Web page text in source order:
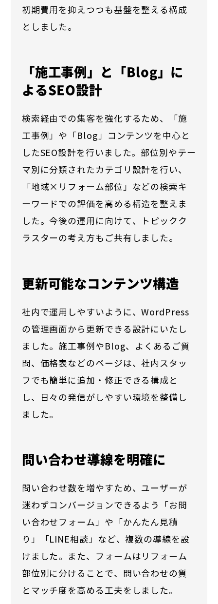
初期費用を抑えつつも基盤を整える構成
としました。
「施工事例」と「Blog」に
よるSEO設計
検索経由での集客を強化するため、「施
工事例」や「Blog」コンテンツを中心と
したSEO設計を行いました。部位別やテー
マ別に分類されたカテゴリ設計を行い、
「地域×リフォーム部位」などの検索キ
ーワードでの評価を高める構造を整えま
した。今後の運用に向けて、トピックク
ラスターの考え方もご共有しました。
更新可能なコンテンツ構造
社内で運用しやすいように、WordPress
の管理画面から更新できる設計にいたし
ました。施工事例やBlog、よくあるご質
問、価格表などのページは、社内スタッ
フでも簡単に追加・修正できる構成と
し、日々の発信がしやすい環境を整備し
ました。
問い合わせ導線を明確に
問い合わせ数を増やすため、ユーザーが
迷わずコンバージョンできるよう「お問
い合わせフォーム」や「かんたん見積
り」「LINE相談」など、複数の導線を設
けました。また、フォームはリフォーム
部位別に分けることで、問い合わせの質
とマッチ度を高める工夫をしました。